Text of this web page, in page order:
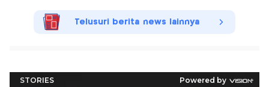
Telusuri berita news lainnya